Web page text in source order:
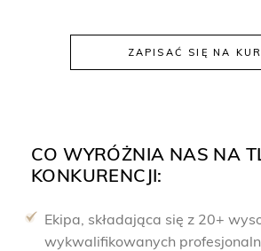
ZAPISAĆ SIĘ NA
CO WYRÓŻNIA NAS NA
KONKURENCJI:
Ekipa, składająca się z 20+
wykwalifikowanych